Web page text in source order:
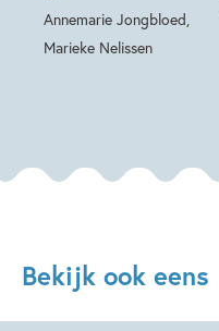
Annemarie Jongbloed,
Marieke Nelissen
Bekijk ook eens